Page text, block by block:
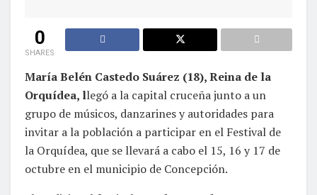
0
SHARES
María Belén Castedo Suárez (18), Reina de la
Orquídea, llegó a la capital cruceña junto a un
grupo de músicos, danzarines y autoridades para
invitar a la población a participar en el Festival de
la Orquídea, que se llevará a cabo el 15, 16 y 17 de
octubre en el municipio de Concepción.